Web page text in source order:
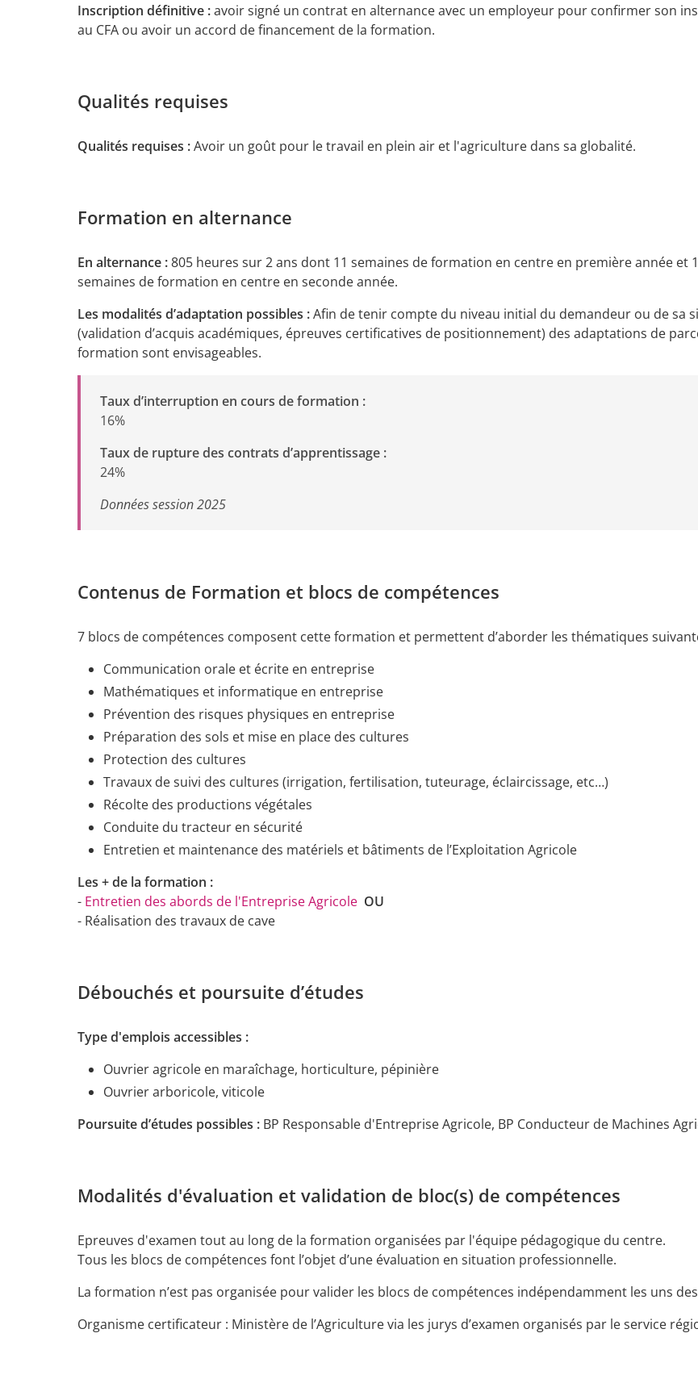
Inscription définitive :avoir signé un contrat en alternance avec un employeur pour confirmer son
au CFA ou avoir un accord de financement de la formation.
Qualités requises
Qualités requises :Avoir un goût pour le travail en plein air et l'agriculture dans sa globalité.
Formation en alternance
En alternance :805 heures sur 2 ans dont 11 semaines de formation en centre en première année et
semaines de formation en centre en seconde année.
Les modalités d’adaptation possibles :Afin de tenir compte du niveau initial du demandeur ou de sa
(validation d’acquis académiques, épreuves certificatives de positionnement) des adaptations de
formation sont envisageables.
Taux d’interruption en cours de formation :
16%
Taux de rupture des contrats d’apprentissage :
24%
Données session 2025
Contenus de Formation et blocs de compétences
7 blocs de compétences composent cette formation et permettent d’aborder les thématiques
Communication orale et écrite en entreprise
Mathématiques et informatique en entreprise
Prévention des risques physiques en entreprise
Préparation des sols et mise en place des cultures
Protection des cultures
Travaux de suivi des cultures (irrigation, fertilisation, tuteurage, éclaircissage, etc…)
Récolte des productions végétales
Conduite du tracteur en sécurité
Entretien et maintenance des matériels et bâtiments de l’Exploitation Agricole
Les + de la formation :
- Entretien des abords de l'Entreprise Agricole OU
- Réalisation des travaux de cave
Débouchés et poursuite d’études
Type d'emplois accessibles :
Ouvrier agricole en maraîchage, horticulture, pépinière
Ouvrier arboricole, viticole
Poursuite d’études possibles : BP Responsable d'Entreprise Agricole, BP Conducteur de Machines
Modalités d'évaluation et validation de bloc(s) de compétences
Epreuves d'examen tout au long de la formation organisées par l'équipe pédagogique du centre.
Tous les blocs de compétences font l’objet d’une évaluation en situation professionnelle.
La formation n’est pas organisée pour valider les blocs de compétences indépendamment les uns
Organisme certificateur : Ministère de l’Agriculture via les jurys d’examen organisés par le service